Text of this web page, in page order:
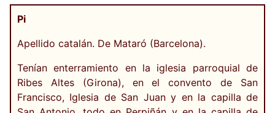
Pi
Apellido catalán. De Mataró (Barcelona).
Tenían enterramiento en la iglesia parroquial de
Ribes Altes (Girona), en el convento de San
Francisco, Iglesia de San Juan y en la capilla de